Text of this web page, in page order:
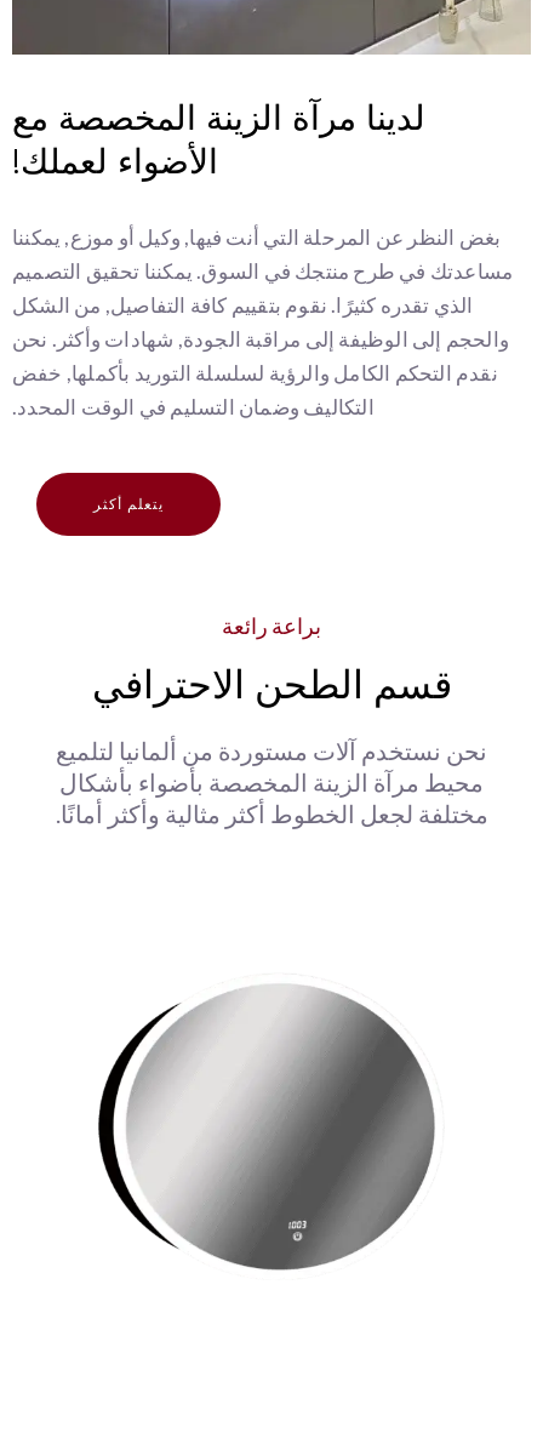
لدينا مرآة الزينة المخصصة مع
الأضواء لعملك!
بغض النظر عن المرحلة التي أنت فيها, وكيل أو موزع, يمكننا
مساعدتك في طرح منتجك في السوق. يمكننا تحقيق التصميم
الذي تقدره كثيرًا. نقوم بتقييم كافة التفاصيل, من الشكل
والحجم إلى الوظيفة إلى مراقبة الجودة, شهادات وأكثر. نحن
نقدم التحكم الكامل والرؤية لسلسلة التوريد بأكملها, خفض
التكاليف وضمان التسليم في الوقت المحدد.
يتعلم أكثر
براعة رائعة
قسم الطحن الاحترافي
نحن نستخدم آلات مستوردة من ألمانيا لتلميع
محيط مرآة الزينة المخصصة بأضواء بأشكال
مختلفة لجعل الخطوط أكثر مثالية وأكثر أمانًا.